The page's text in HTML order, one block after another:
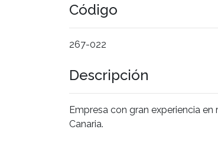
Código
267-022
Descripción
Empresa con gran experiencia
Canaria.